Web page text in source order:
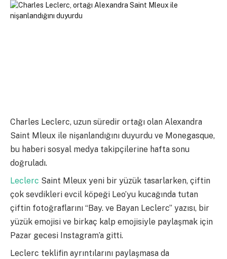
Charles Leclerc, uzun süredir ortağı olan Alexandra
Saint Mleux ile nişanlandığını duyurdu ve Monegasque,
bu haberi sosyal medya takipçilerine hafta sonu
doğruladı.
Leclerc Saint Mleux yeni bir yüzük tasarlarken, çiftin
çok sevdikleri evcil köpeği Leo’yu kucağında tutan
çiftin fotoğraflarını “Bay. ve Bayan Leclerc” yazısı, bir
yüzük emojisi ve birkaç kalp emojisiyle paylaşmak için
Pazar gecesi Instagram’a gitti.
Leclerc teklifin ayrıntılarını paylaşmasa da